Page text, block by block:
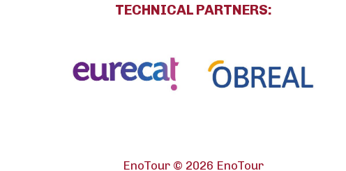
TECHNICAL PARTNERS:
EnoTour © 2026 EnoTour